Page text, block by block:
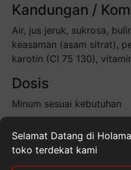
Kandungan /
Air, jus jeruk, sukrosa,
keasaman (asam sitrat),
karotin (CI 75 130),
Dosis
Minum sesuai kebutuhan
Cara Pemakaian
Minum secara langsung
Selamat Datang di
toko terdekat kami